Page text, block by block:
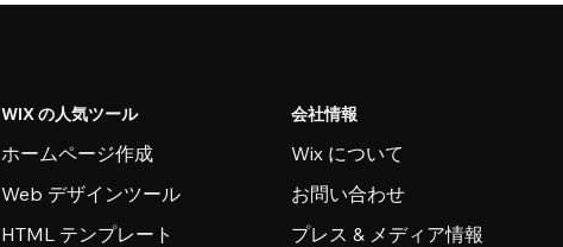
WIX の人気ツール
ホームページ作成
Web デザインツール
HTML テンプレート
会社情報
Wix について
お問い合わせ
プレス & メディア情報